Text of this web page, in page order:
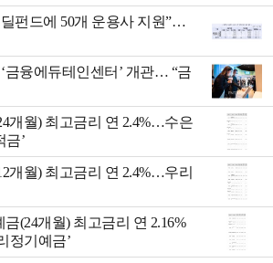
펀드에 50개 운용사 지원”…
금융에듀테인센터’ 개관… “금
개월) 최고금리 연 2.4%…수은
금’
개월) 최고금리 연 2.4%…우리
(24개월) 최고금리 연 2.16%
정기예금’